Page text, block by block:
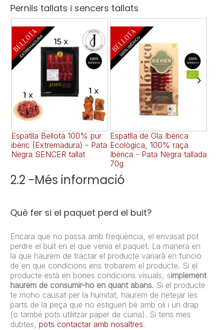
Pernils tallats i sencers tallats
Espatlla Bellota 100% pur
ibèric (Extremadura) - Pata
Negra SENCER tallat
Espatlla de Gla Ibèrica
Ecològica, 100% raça
Ibèrica - Pata Negra tallada
70g

2.2 -Més informació
Què fer si el paquet perd el buit?
Encara que no passa amb freqüència, el envasat pot
perdre el buit en el que venia el paquet. La manera en
la que haurem de tractar el producte variarà en funció
de en que condicions ens trobarem el producte. Si el
producte està en bones condicions visuals, simplement
haurem de consumir-ho en quant abans. Si el producte
te moho causat per la humitat, haurem de netejar les
parts de la peça que no estiguen bé amb oli i un drap
(o també pots utilitzar paper de cuina). Si tens mes
dubtes, pots contactar amb nosaltres.